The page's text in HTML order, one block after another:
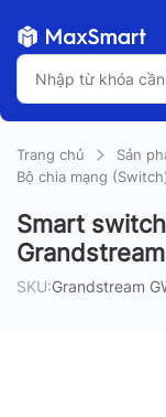
Trang chủ Sản
Bộ chia mạng
Smart
SKU:Grandstream